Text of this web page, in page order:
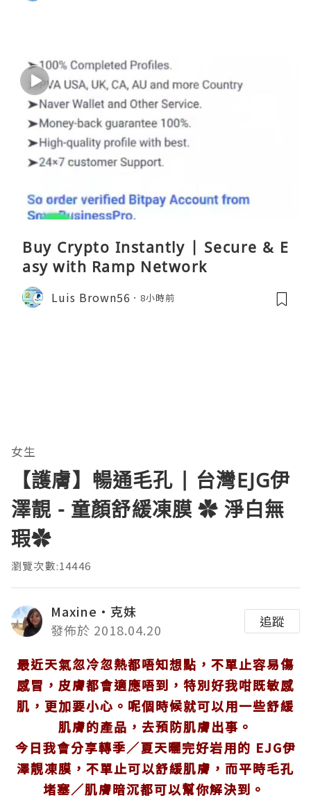
Buy Crypto Instantly | Secure & E
asy with Ramp Network
Luis Brown56 8小時前
女生
【護膚】暢通毛孔 | 台灣EJG伊
澤靚 - 童顏舒緩凍膜 ✿ 淨白無
瑕✿
瀏覽次數:14446
Maxine‧克妹
發佈於 2018.04.20
追蹤
最近天氣忽冷忽熱都唔知想點，不單止容易傷
感冒，皮膚都會適應唔到，特別好我咁既敏感
肌，更加要小心。呢個時候就可以用一些舒緩
肌膚的產品，去預防肌膚出事。
今日我會分享轉季／夏天曬完好岩用的 EJG伊
澤靚凍膜， 不單止可以舒緩肌膚，而平時毛孔
堵塞／肌膚暗沉都可以幫你解決到。